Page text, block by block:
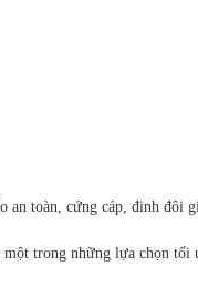
an toàn, cứng cáp, đinh đôi
một trong những lựa chọn tối